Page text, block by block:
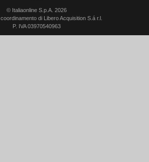
© Italiaonline S.p.A. 2026
di Libero Acquisition S.á r.l.
P. IVA 03970540963